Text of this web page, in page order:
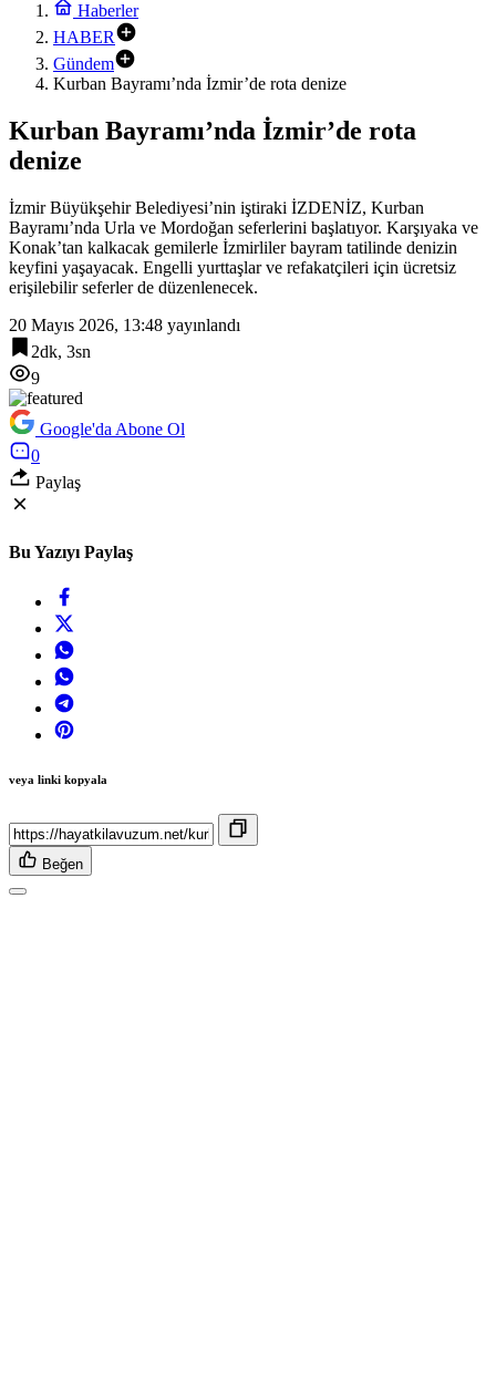
Haberler
HABER
Gündem
Kurban Bayramı’nda İzmir’de rota denize
Kurban Bayramı’nda İzmir’de rota
denize
İzmir Büyükşehir Belediyesi’nin iştiraki İZDENİZ, Kurban
Bayramı’nda Urla ve Mordoğan seferlerini başlatıyor. Karşıyaka ve
Konak’tan kalkacak gemilerle İzmirliler bayram tatilinde denizin
keyfini yaşayacak. Engelli yurttaşlar ve refakatçileri için ücretsiz
erişilebilir seferler de düzenlenecek.
20 Mayıs 2026, 13:48 yayınlandı
2dk, 3sn
9
Google'da Abone Ol
0
Paylaş
Bu Yazıyı Paylaş
veya linki kopyala
Beğen